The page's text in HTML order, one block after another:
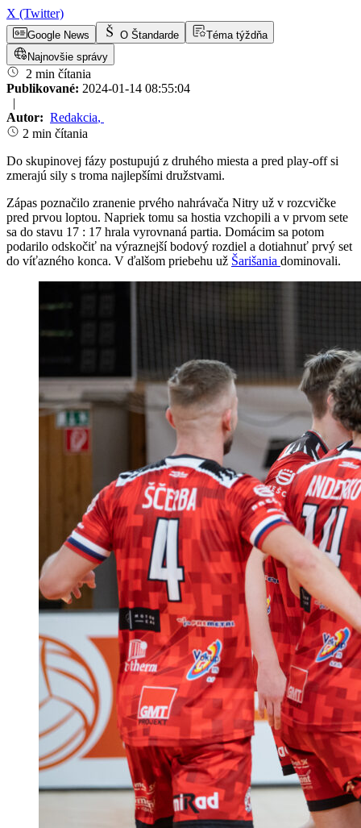
X (Twitter)
Google News O Štandarde
Téma týždňa
Najnovšie správy
2 min čítania
Publikované: 2024-01-14 08:55:04
|
Autor: Redakcia,
2 min čítania
Do skupinovej fázy postupujú z druhého miesta a pred play-off si
zmerajú sily s troma najlepšími družstvami.
Zápas poznačilo zranenie prvého nahrávača Nitry už v rozcvičke
pred prvou loptou. Napriek tomu sa hostia vzchopili a v prvom sete
sa do stavu 17 : 17 hrala vyrovnaná partia. Domácim sa potom
podarilo odskočiť na výraznejší bodový rozdiel a dotiahnuť prvý set
do víťazného konca. V ďalšom priebehu už Šarišania dominovali.